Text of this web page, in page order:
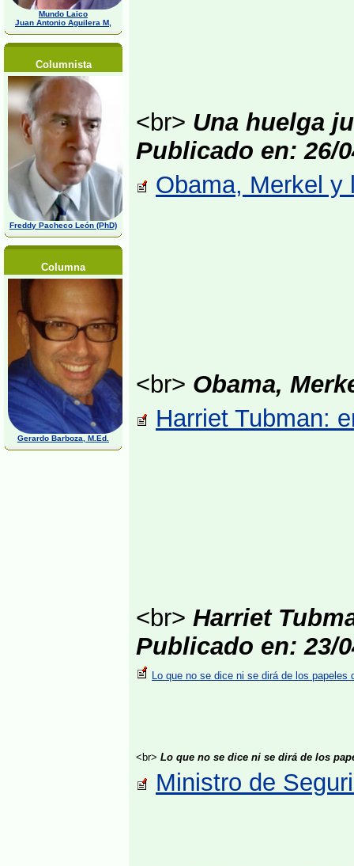
Mundo Laico
Juan Antonio Aguilera M,
Columnista
Freddy Pacheco León (PhD)
Columna
Gerardo Barboza, M.Ed.
<br> Una huelga
Publicado en: 26/
Obama, Merkel y
<br> Obama,
Harriet Tubman:
<br> Harriet
Publicado en: 23/
Lo que no se dice ni se dirá de los
<br> Lo que no se dice ni se dirá de los
Ministro de